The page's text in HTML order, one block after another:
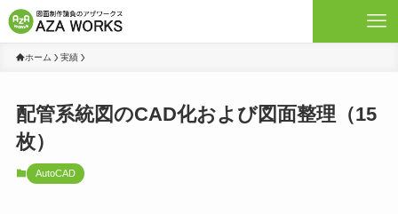
ホーム 実績
配管系統図のCAD化および図面整理（15
枚）
AutoCAD